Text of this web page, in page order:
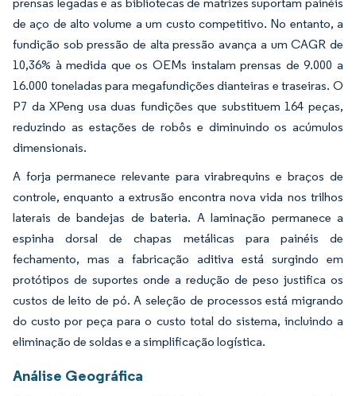
prensas legadas e as bibliotecas de matrizes suportam painéis
de aço de alto volume a um custo competitivo. No entanto, a
fundição sob pressão de alta pressão avança a um CAGR de
10,36% à medida que os OEMs instalam prensas de 9.000 a
16.000 toneladas para megafundições dianteiras e traseiras. O
P7 da XPeng usa duas fundições que substituem 164 peças,
reduzindo as estações de robôs e diminuindo os acúmulos
dimensionais.
A forja permanece relevante para virabrequins e braços de
controle, enquanto a extrusão encontra nova vida nos trilhos
laterais de bandejas de bateria. A laminação permanece a
espinha dorsal de chapas metálicas para painéis de
fechamento, mas a fabricação aditiva está surgindo em
protótipos de suportes onde a redução de peso justifica os
custos de leito de pó. A seleção de processos está migrando
do custo por peça para o custo total do sistema, incluindo a
eliminação de soldas e a simplificação logística.
Análise Geográfica